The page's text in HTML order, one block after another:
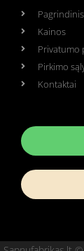
Pagrindinis
Kainos
Privatumo
Pirkimo
Kontaktai